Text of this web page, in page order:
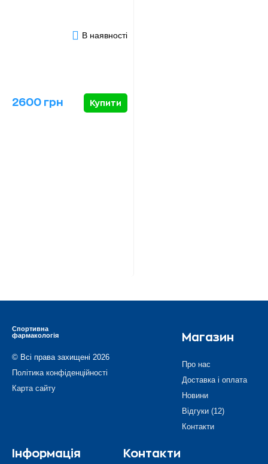
В наявності
2600 грн Купити
Спортивна
фармакологія
© Всі права захищені 2026
Політика конфіденційності
Карта сайту
Магазин
Про нас
Доставка і оплата
Новини
Відгуки (12)
Контакти
Інформація
Контакти